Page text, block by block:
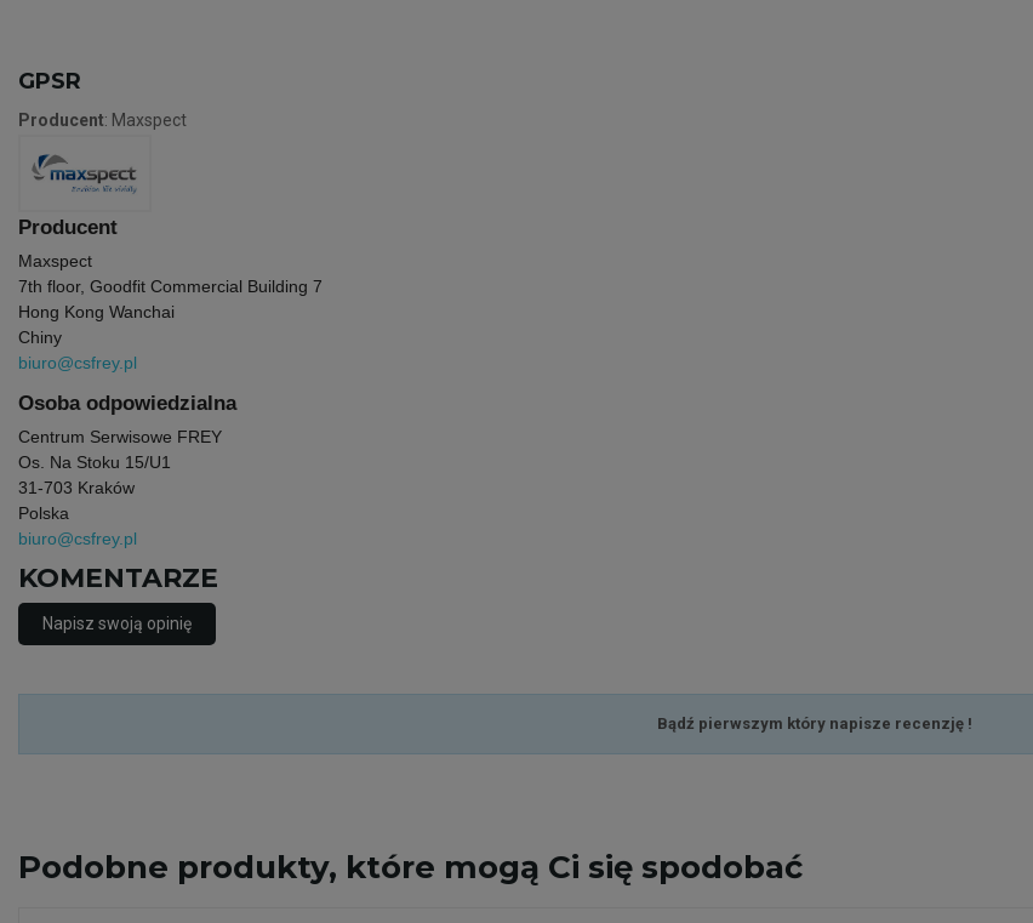
GPSR
Producent: Maxspect
Producent
Maxspect
7th floor, Goodfit Commercial Building 7
Hong Kong Wanchai
Chiny
biuro@csfrey.pl
Osoba odpowiedzialna
Centrum Serwisowe FREY
Os. Na Stoku 15/U1
31-703 Kraków
Polska
biuro@csfrey.pl
KOMENTARZE
Napisz swoją opinię
Bądź pierwszym który napisze recenzję !
Podobne produkty, które mogą Ci się spodobać